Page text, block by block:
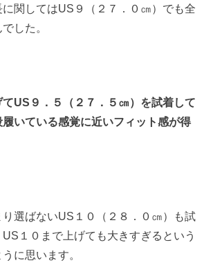
関してはUS９（２７．０㎝）でも全
した。
US９．５（２７．５㎝）を試着して
いている感覚に近いフィット感が得
選ばないUS１０（２８．０㎝）も試
１０まで上げても大きすぎるという
に思います。